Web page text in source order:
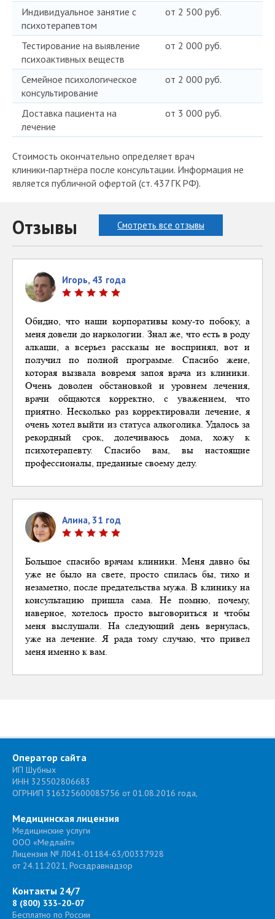
Индивидуальное занятие с
психотерапевтом
от 2 500 руб.
Тестирование на выявление
психоактивных веществ
от 2 000 руб.
Семейное психологическое
консультирование
от 2 000 руб.
Доставка пациента на
лечение
от 3 000 руб.
Стоимость окончательно определяет врач
клиники‑партнёра после консультации. Информация не
является публичной офертой (ст. 437 ГК РФ).
Отзывы Смотреть все отзывы
Игорь, 43 года
Обидно, что наши корпоративыкому-то побоку, а
меня довели до наркологии. Знал же, что есть в роду
алкаши, а всерьез рассказы не воспринял, вот и
получил по полной программе. Спасибо жене,
которая вызвала вовремя запоя врача из клиники.
Очень доволен обстановкой и уровнем лечения,
врачи общаются корректно, с уважением, что
приятно. Несколько раз корректировали лечение, я
очень хотел выйти из статуса алкоголика. Удалось за
рекордный срок, долечиваюсь дома, хожу к
психотерапевту. Спасибо вам, вы настоящие
профессионалы, преданные своему делу.
Алина, 31 год
Большое спасибо врачам клиники. Меня давно бы
уже не было на свете, просто спилась бы, тихо и
незаметно, после предательства мужа. В клинику на
консультацию пришла сама. Не помню, почему,
наверное, хотелось просто выговориться и чтобы
меня выслушали. На следующий день вернулась,
уже на лечение. Я рада тому случаю, что привел
меня именно к вам.
Оператор сайта
ИП Шубных
ИНН 325502806683
ОГРНИП 316325600085756 от 01.08.2016 года,
Медицинская лицензия
Медицинские услуги
ООО «Медлайт»
Лицензия № Л041-01184-63/00337928
от 24.11.2021, Росздравнадзор
Контакты 24/7
8 (800) 333-20-07
Бесплатно по России